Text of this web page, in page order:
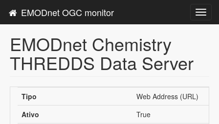
EMODnet OGC monitor
EMODnet Chemistry
THREDDS Data Server
Tipo
Web Address (URL)
Ativo
True